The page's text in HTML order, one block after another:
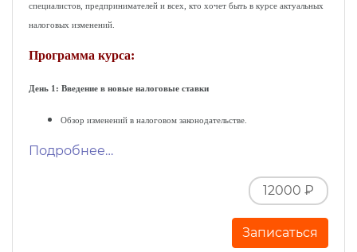
специалистов, предпринимателей и всех, кто хочет быть в курсе актуальных
налоговых изменений.
Программа курса:
День 1: Введение в новые налоговые ставки
Обзор изменений в налоговом законодательстве.
Подробнее…
12000 ₽
Записаться